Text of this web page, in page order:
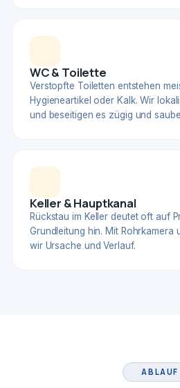
WC & Toilette
Verstopfte Toiletten entstehen
Hygieneartikel oder Kalk. Wir
und beseitigen es zügig und
Keller & Hauptkanal
Rückstau im Keller deutet oft auf
Grundleitung hin. Mit Rohrkamera
wir Ursache und Verlauf.
ABLAUF